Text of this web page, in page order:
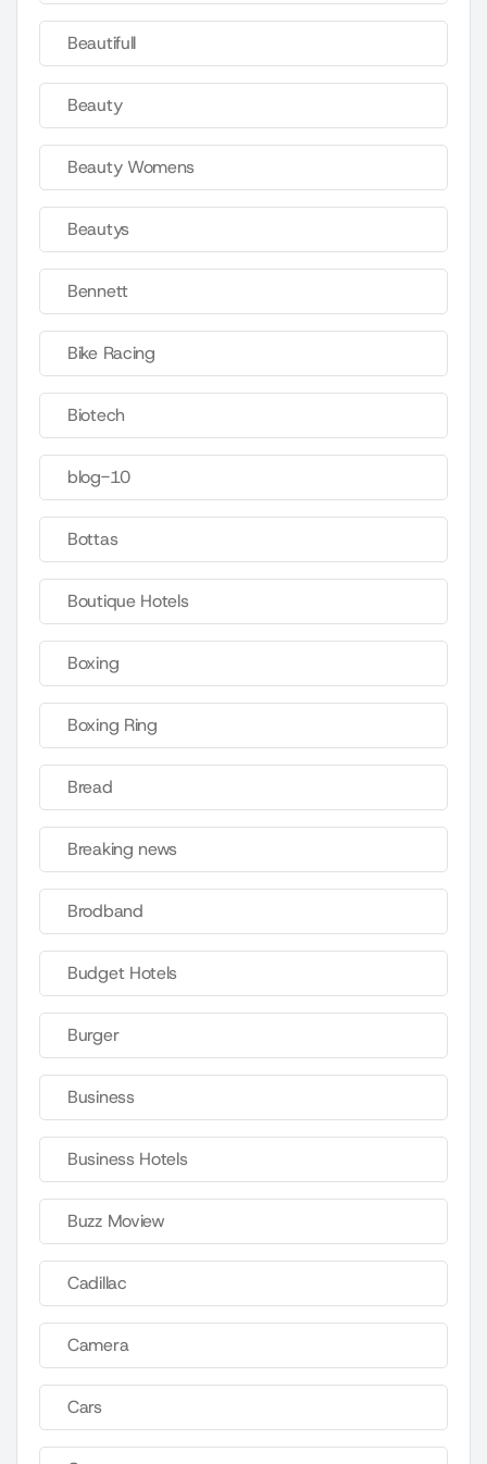
Beautifull
Beauty
Beauty Womens
Beautys
Bennett
Bike Racing
Biotech
blog-10
Bottas
Boutique Hotels
Boxing
Boxing Ring
Bread
Breaking news
Brodband
Budget Hotels
Burger
Business
Business Hotels
Buzz Moview
Cadillac
Camera
Cars